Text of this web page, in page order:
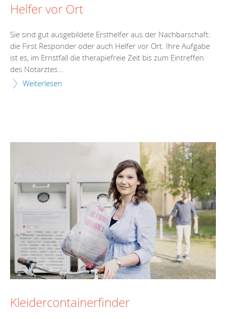
Helfer vor Ort
Sie sind gut ausgebildete Ersthelfer aus der Nachbarschaft:
die First Responder oder auch Helfer vor Ort. Ihre Aufgabe
ist es, im Ernstfall die therapiefreie Zeit bis zum Eintreffen
des Notarztes...
Weiterlesen
Kleidercontainerfinder